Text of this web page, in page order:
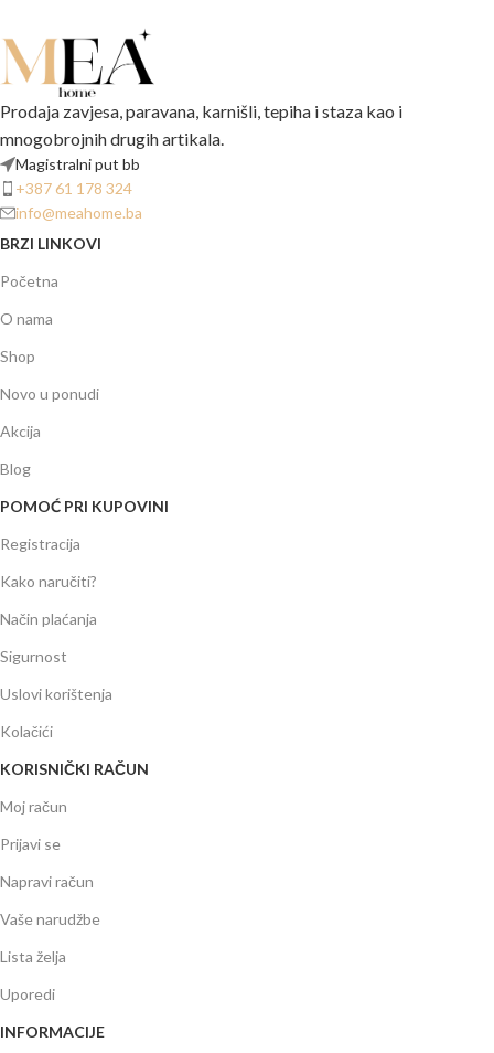
Prodaja zavjesa, paravana, karnišli, tepiha i staza kao i
mnogobrojnih drugih artikala.
Magistralni put bb
+387 61 178 324
info@meahome.ba
BRZI LINKOVI
Početna
O nama
Shop
Novo u ponudi
Akcija
Blog
POMOĆ PRI KUPOVINI
Registracija
Kako naručiti?
Način plaćanja
Sigurnost
Uslovi korištenja
Kolačići
KORISNIČKI RAČUN
Moj račun
Prijavi se
Napravi račun
Vaše narudžbe
Lista želja
Uporedi
INFORMACIJE